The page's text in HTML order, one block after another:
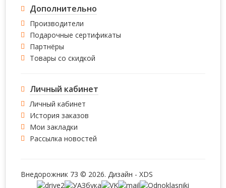
Дополнительно
Производители
Подарочные сертификаты
Партнёры
Товары со скидкой
Личный кабинет
Личный кабинет
История заказов
Мои закладки
Рассылка новостей
Внедорожник 73 © 2026. Дизайн - XDS